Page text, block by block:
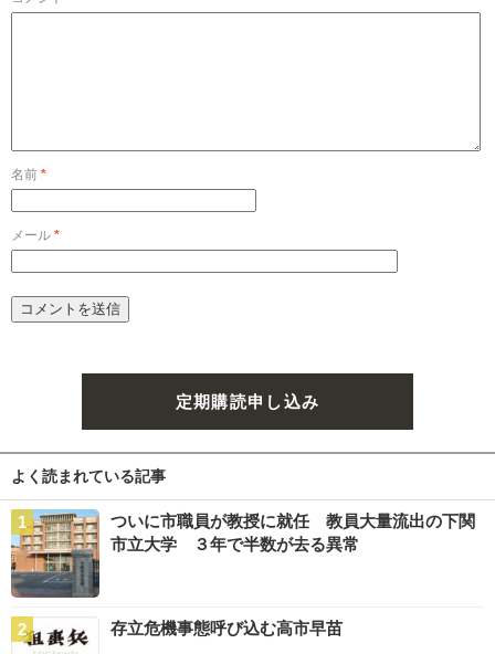
名前 *
メール *
定期購読申し込み
よく読まれている記事
ついに市職員が教授に就任 教員大量流出の下関
市立大学 ３年で半数が去る異常
存立危機事態呼び込む高市早苗